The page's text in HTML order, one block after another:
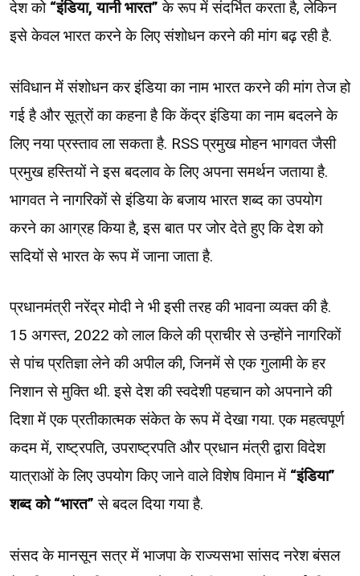
देश को “इंडिया, यानी भारत” के रूप में संदर्भित करता है, लेकिन
इसे केवल भारत करने के लिए संशोधन करने की मांग बढ़ रही है.
संविधान में संशोधन कर इंडिया का नाम भारत करने की मांग तेज हो
गई है और सूत्रों का कहना है कि केंद्र इंडिया का नाम बदलने के
लिए नया प्रस्ताव ला सकता है. RSS प्रमुख मोहन भागवत जैसी
प्रमुख हस्तियों ने इस बदलाव के लिए अपना समर्थन जताया है.
भागवत ने नागरिकों से इंडिया के बजाय भारत शब्द का उपयोग
करने का आग्रह किया है, इस बात पर जोर देते हुए कि देश को
सदियों से भारत के रूप में जाना जाता है.
प्रधानमंत्री नरेंद्र मोदी ने भी इसी तरह की भावना व्यक्त की है.
15 अगस्त, 2022 को लाल किले की प्राचीर से उन्होंने नागरिकों
से पांच प्रतिज्ञा लेने की अपील की, जिनमें से एक गुलामी के हर
निशान से मुक्ति थी. इसे देश की स्वदेशी पहचान को अपनाने की
दिशा में एक प्रतीकात्मक संकेत के रूप में देखा गया. एक महत्वपूर्ण
कदम में, राष्ट्रपति, उपराष्ट्रपति और प्रधान मंत्री द्वारा विदेश
यात्राओं के लिए उपयोग किए जाने वाले विशेष विमान में “इंडिया”
शब्द को “भारत” से बदल दिया गया है.
संसद के मानसून सत्र में भाजपा के राज्यसभा सांसद नरेश बंसल